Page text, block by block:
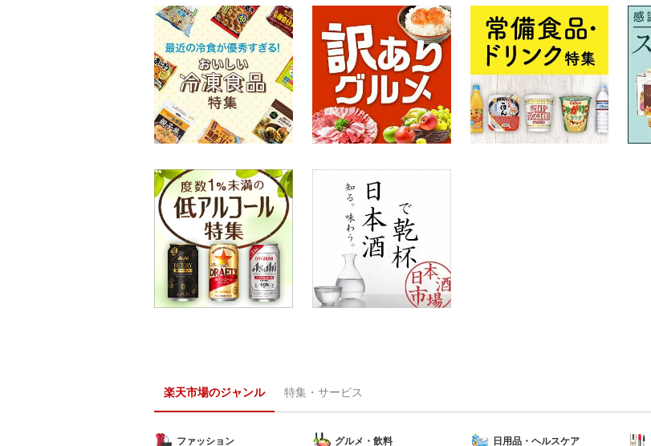
楽天市場のジャンル 特集・サービス
ファッション グルメ・飲料 日用品・ヘルスケア